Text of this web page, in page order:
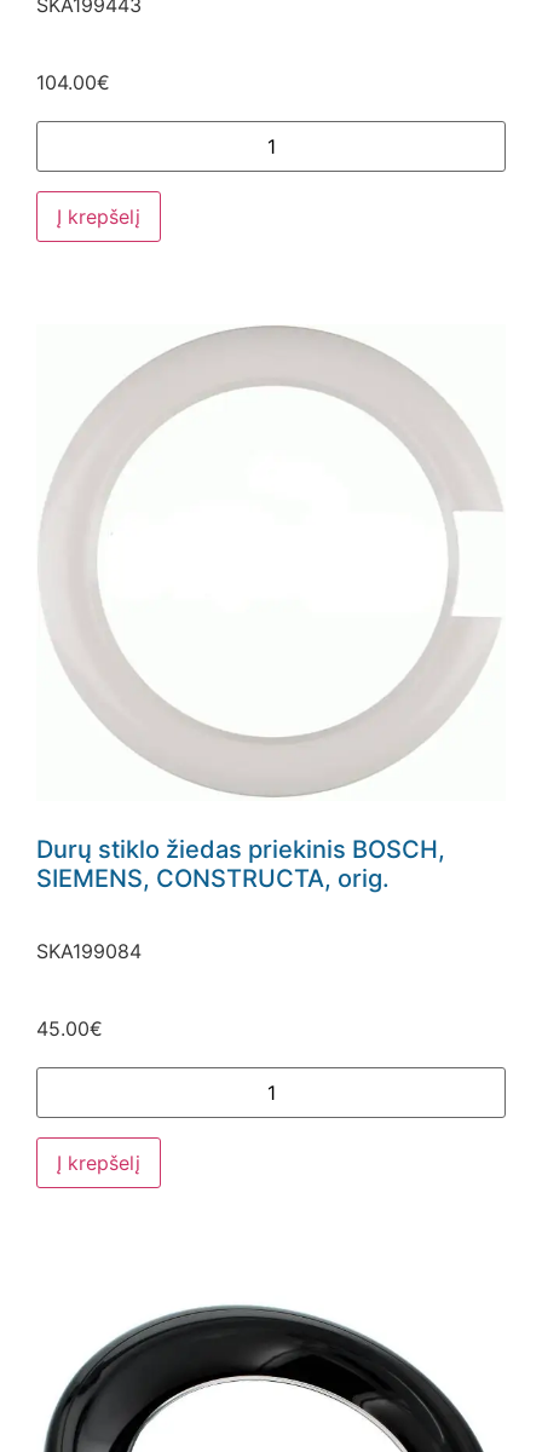
SKA199443
104.00€
Į krepšelį
Durų stiklo žiedas priekinis BOSCH,
SIEMENS, CONSTRUCTA, orig.
SKA199084
45.00€
Į krepšelį